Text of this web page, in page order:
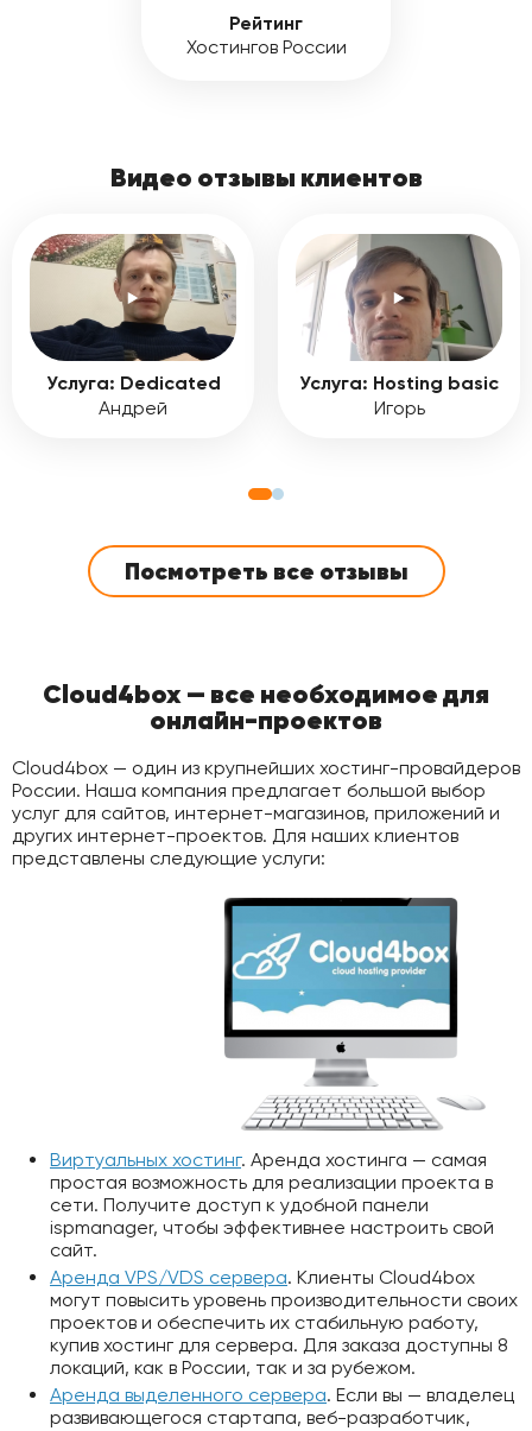
Рейтинг
Хостингов России
Видео отзывы клиентов
Услуга: Dedicated
Андрей
Услуга: Hosting basic
Игорь
Посмотреть все отзывы
Cloud4box — все необходимое для
онлайн-проектов
Cloud4box — один из крупнейших хостинг-провайдеров
России. Наша компания предлагает большой выбор
услуг для сайтов, интернет-магазинов, приложений и
других интернет-проектов. Для наших клиентов
представлены следующие услуги:
Виртуальных хостинг. Аренда хостинга — самая
простая возможность для реализации проекта в
сети. Получите доступ к удобной панели
ispmanager, чтобы эффективнее настроить свой
сайт.
Аренда VPS/VDS сервера. Клиенты Cloud4box
могут повысить уровень производительности своих
проектов и обеспечить их стабильную работу,
купив хостинг для сервера. Для заказа доступны 8
локаций, как в России, так и за рубежом.
Аренда выделенного сервера. Если вы — владелец
развивающегося стартапа, веб-разработчик,